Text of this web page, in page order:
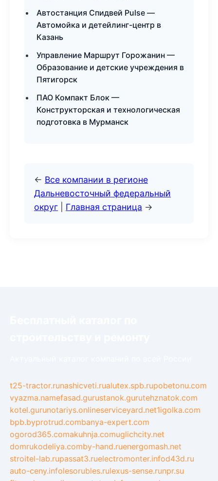
Автостанция Спидвей Pulse —
Автомойка и детейлинг-центр в
Казань
Управление Маршрут Горожанин —
Образование и детские учреждения в
Пятигорск
ПАО Компакт Блок —
Конструкторская и технологическая
подготовка в Мурманск
← Все компании в регионе
Дальневосточный федеральный
округ
Главная страница →
t25-tractor.runashicveti.rualutex.spb.rupobetonu.com
vyazma.namefasad.gurustanok.gurutehznatok.com
kotel.gurunotariys.onlineserviceyard.net1igolka.com
bpb.byprotrud.combanya-expert.com
ogorod365.comakuhnja.comuglichcity.net
domrukodeliya.comby-hand.ruenergomash.net
stroitel-lab.rupassat3.ruelectromonter.infod43d.ru
auto-ceny.infolesorubles.rulexus-sense.runpr.su